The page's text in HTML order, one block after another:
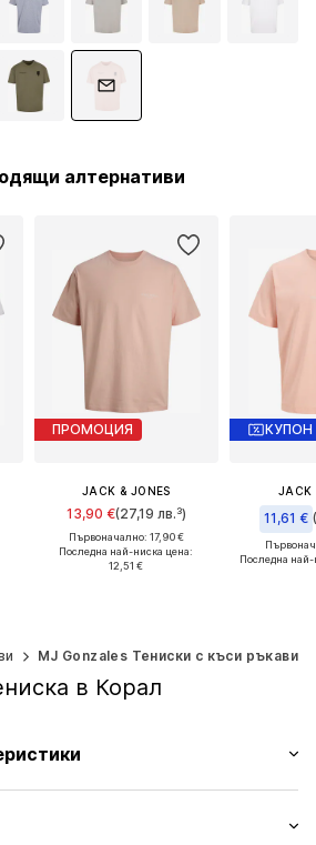
алтернативи
ПРОМОЦИЯ
JACK & JONES
13,90 €(27,19 лв.³)
Първоначално: 17,90 €
Последна най-ниска цена:
12,51 €
КУПОН
JACK
11,61 €
Последна
MJ Gonzales Тениски с къси ръкави
в Корал